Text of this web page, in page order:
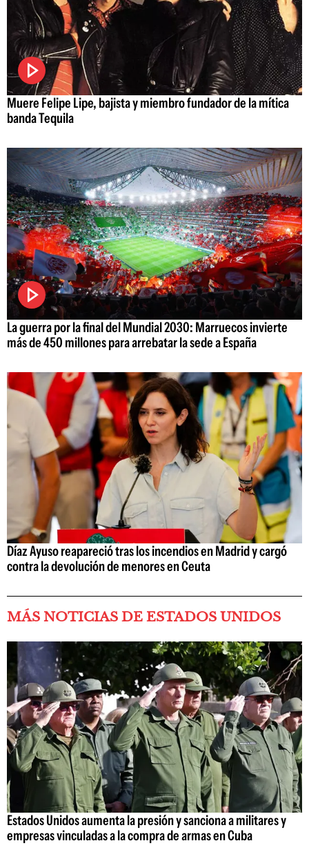
Muere Felipe Lipe, bajista y miembro fundador de la mítica
banda Tequila
La guerra por la final del Mundial 2030: Marruecos invierte
más de 450 millones para arrebatar la sede a España
Díaz Ayuso reapareció tras los incendios en Madrid y cargó
contra la devolución de menores en Ceuta
MÁS NOTICIAS DE ESTADOS UNIDOS
Estados Unidos aumenta la presión y sanciona a militares y
empresas vinculadas a la compra de armas en Cuba